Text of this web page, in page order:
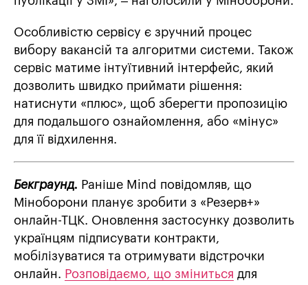
Особливістю сервісу є зручний процес
вибору вакансій та алгоритми системи. Також
сервіс матиме інтуїтивний інтерфейс, який
дозволить швидко приймати рішення:
натиснути «плюс», щоб зберегти пропозицію
для подальшого ознайомлення, або «мінус»
для її відхилення.
Бекграунд. Раніше Mind повідомляв, що
Міноборони планує зробити з «Резерв+»
онлайн-ТЦК. Оновлення застосунку дозволить
українцям підписувати контракти,
мобілізуватися та отримувати відстрочки
онлайн. Розповідаємо, що зміниться для